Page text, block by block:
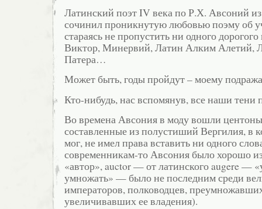
Латинский поэт IV века по Р.Х. Авсоний
сочинил проникнутую любовью поэму об
стараясь не пропустить ни одного
Виктор, Минервий, Латин Алким Алетий,
Патера…
Может быть, годы пройдут – моему
Кто-нибудь, нас вспомянув, все наши тени
Во времена Авсония в моду вошли
составленные из полустиший Вергилия, в
мог, не имел права вставить ни одного
современникам-то Авсония было хорошо
«автор», auctor — от латинского augere —
умножать» — было не последним среди
императоров, полководцев,
увеличивавших ее владения).